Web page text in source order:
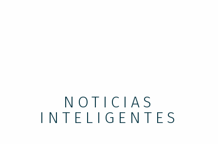
NOTICIAS
INTELIGENTES